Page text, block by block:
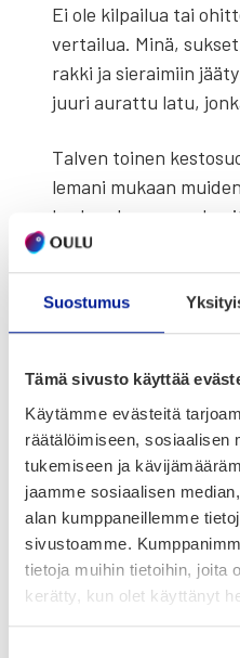
Suostumus
Tämä sivusto käyttää
Käytämme evästeitä
räätälöimiseen, sosiaalisen
tukemiseen ja
jaamme sosiaalisen
alan kumppaneillemme
sivustoamme.
tietoja muihin tietoihin, joita
kerätty, kun olet käyttänyt
Ei ole kil­pai­lua tai
ver­tai­lua. Minä,
rak­ki ja sie­rai­miin
juu­ri aurat­tu latu,
Tal­ven toi­nen
le­ma­ni mukaan
kes­kuu­des­sa – on
Ah, mikä autuus ja
illoin piha lumes­ta.
lumen­luon­nin
käs­ti sii­nä koh­den,
ensim­mäi­siä